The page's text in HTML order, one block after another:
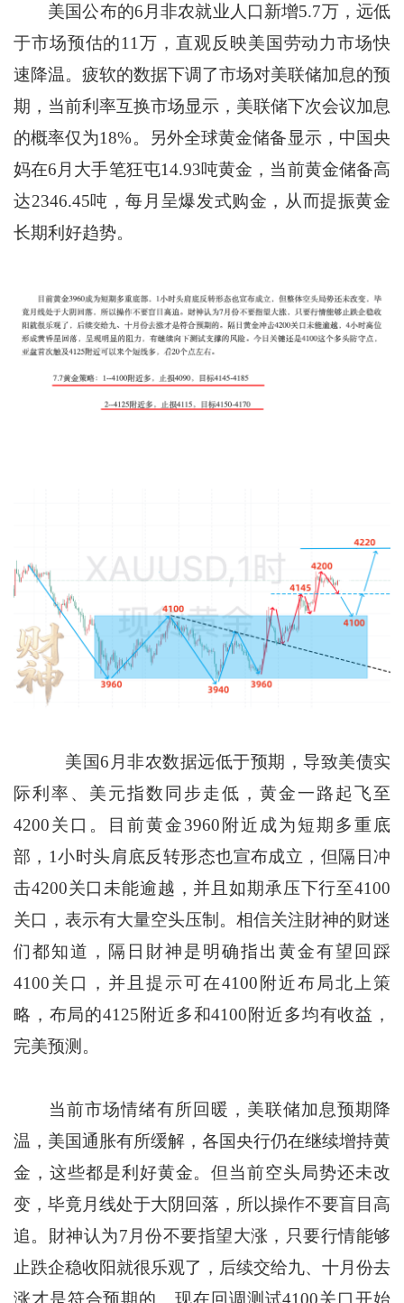
美国公布的6月非农就业人口新增5.7万，远低
于市场预估的11万，直观反映美国劳动力市场快
速降温。疲软的数据下调了市场对美联储加息的预
期，当前利率互换市场显示，美联储下次会议加息
的概率仅为18%。另外全球黄金储备显示，中国央
妈在6月大手笔狂屯14.93吨黄金，当前黄金储备高
达2346.45吨，每月呈爆发式购金，从而提振黄金
长期利好趋势。
美国6月非农数据远低于预期，导致美债实
际利率、美元指数同步走低，黄金一路起飞至
4200关口。目前黄金3960附近成为短期多重底
部，1小时头肩底反转形态也宣布成立，但隔日冲
击4200关口未能逾越，并且如期承压下行至4100
关口，表示有大量空头压制。相信关注財神的财迷
们都知道，隔日財神是明确指出黄金有望回踩
4100关口，并且提示可在4100附近布局北上策
略，布局的4125附近多和4100附近多均有收益，
完美预测。
当前市场情绪有所回暖，美联储加息预期降
温，美国通胀有所缓解，各国央行仍在继续增持黄
金，这些都是利好黄金。但当前空头局势还未改
变，毕竟月线处于大阴回落，所以操作不要盲目高
追。財神认为7月份不要指望大涨，只要行情能够
止跌企稳收阳就很乐观了，后续交给九、十月份去
涨才是符合预期的。现在回调测试4100关口开始